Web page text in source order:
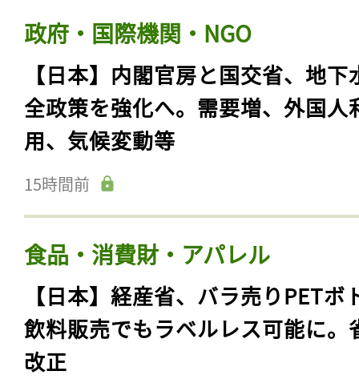
政府・国際機関・NGO
【日本】内閣官房と国交省、地下
全政策を強化へ。需要増、外国人
用、気候変動等
15時間前
食品・消費財・アパレル
【日本】経産省、バラ売りPETボ
飲料販売でもラベルレス可能に。
改正